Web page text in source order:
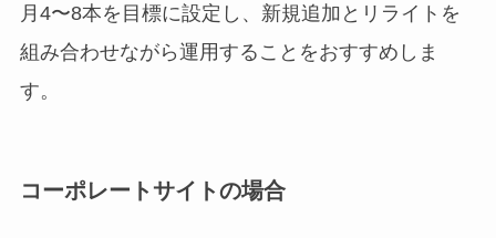
月4〜8本を目標に設定し、新規追加とリライトを
組み合わせながら運用することをおすすめしま
す。
コーポレートサイトの場合